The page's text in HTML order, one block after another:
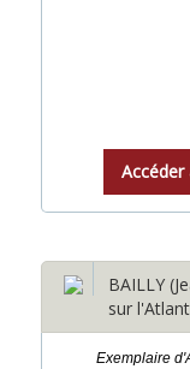
BAILLY
sur
Exemplaire